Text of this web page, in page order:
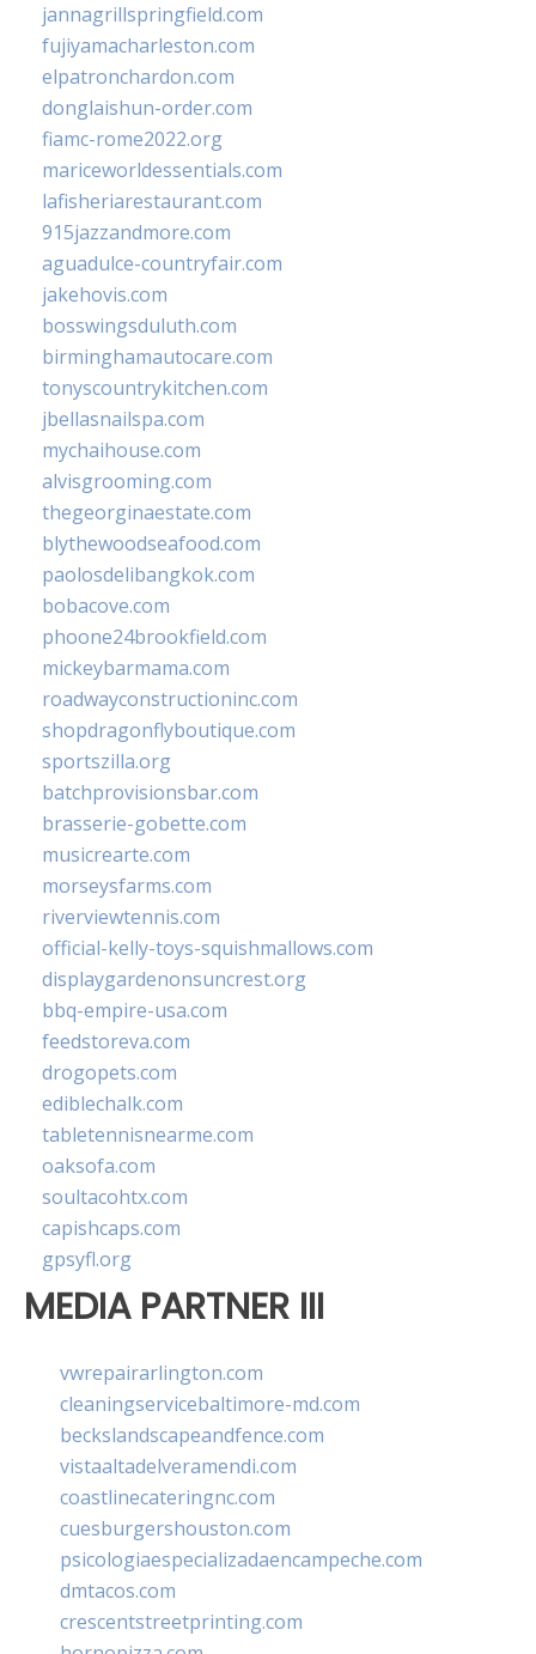
jannagrillspringfield.com
fujiyamacharleston.com
elpatronchardon.com
donglaishun-order.com
fiamc-rome2022.org
mariceworldessentials.com
lafisheriarestaurant.com
915jazzandmore.com
aguadulce-countryfair.com
jakehovis.com
bosswingsduluth.com
birminghamautocare.com
tonyscountrykitchen.com
jbellasnailspa.com
mychaihouse.com
alvisgrooming.com
thegeorginaestate.com
blythewoodseafood.com
paolosdelibangkok.com
bobacove.com
phoone24brookfield.com
mickeybarmama.com
roadwayconstructioninc.com
shopdragonflyboutique.com
sportszilla.org
batchprovisionsbar.com
brasserie-gobette.com
musicrearte.com
morseysfarms.com
riverviewtennis.com
official-kelly-toys-squishmallows.com
displaygardenonsuncrest.org
bbq-empire-usa.com
feedstoreva.com
drogopets.com
ediblechalk.com
tabletennisnearme.com
oaksofa.com
soultacohtx.com
capishcaps.com
gpsyfl.org
MEDIA PARTNER III
vwrepairarlington.com
cleaningservicebaltimore-md.com
beckslandscapeandfence.com
vistaaltadelveramendi.com
coastlinecateringnc.com
cuesburgershouston.com
psicologiaespecializadaencampeche.com
dmtacos.com
crescentstreetprinting.com